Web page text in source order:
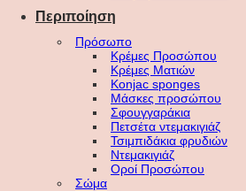
Περιποίηση
Πρόσωπο
Κρέμες Προσώπου
Κρέμες Ματιών
Konjac sponges
Μάσκες προσώπου
Σφουγγαράκια
Πετσέτα ντεμακιγιάζ
Τσιμπιδάκια φρυδιών
Ντεμακιγιάζ
Οροί Προσώπου
Σώμα